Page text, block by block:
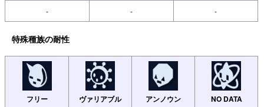
- - -
特殊種族の耐性
フリー ヴァリアブル アンノウン NO DATA